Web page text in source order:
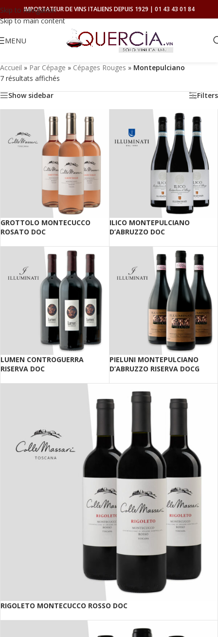
Skip to navigation
Skip to main content
IMPORTATEUR DE VINS ITALIENS DEPUIS 1929 | 01 43 43 01 84
MENU
Accueil » Par Cépage » Cépages Rouges » Montepulciano
7 résultats affichés
Show sidebar
Filters
GROTTOLO MONTECUCCO
ROSATO DOC
ILICO MONTEPULCIANO
D’ABRUZZO DOC
LUMEN CONTROGUERRA
RISERVA DOC
PIELUNI MONTEPULCIANO
D’ABRUZZO RISERVA DOCG
RIGOLETO MONTECUCCO ROSSO DOC